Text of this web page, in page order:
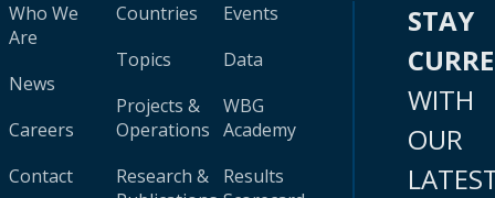
Who We
Are
News
Careers
Contact
Countries
Topics
Projects &
Operations
Research &
Events
Data
WBG
Academy
Results
STAY
WITH
OUR